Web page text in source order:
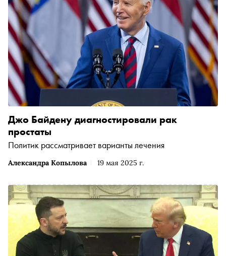
Александра Копылова 19 мая 2025 г.
Джо Байдену диагностировали рак
простаты
Политик рассматривает варианты лечения